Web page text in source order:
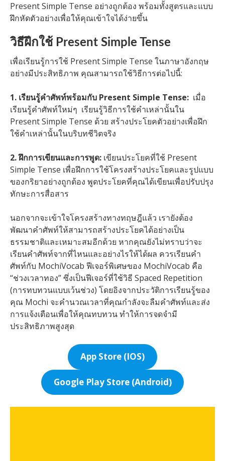
Present Simple Tense อย่างถูกต้อง พร้อมทั้งสูตรและแบบ
ฝึกหัดตัวอย่างเพื่อให้คุณเข้าใจได้ง่ายขึ้น
วิธีฝึกใช้ Present Simple Tense
เพื่อเรียนรู้การใช้ Present Simple Tense ในภาษาอังกฤษ
อย่างมีประสิทธิภาพ คุณสามารถใช้วิธีการต่อไปนี้:
1. เรียนรู้คำศัพท์พร้อมกับ Present Simple Tense: เมื่อ
เรียนรู้คำศัพท์ใหม่ๆ เรียนรู้วิธีการใช้คำเหล่านั้นใน
Present Simple Tense ด้วย สร้างประโยคตัวอย่างเพื่อฝึก
ใช้คำเหล่านั้นในบริบทชีวิตจริง
2. ฝึกการเขียนและการพูด: เขียนประโยคที่ใช้ Present
Simple Tense เพื่อฝึกการใช้โครงสร้างประโยคและรูปแบบ
ของกริยาอย่างถูกต้อง พูดประโยคที่คุณได้เขียนเพื่อปรับปรุง
ทักษะการสื่อสาร
นอกจากจะเข้าใจโครงสร้างทางทฤษฎีแล้ว เรายังต้อง
พัฒนาคำศัพท์ให้สามารถสร้างประโยคได้อย่างเป็น
ธรรมชาติและเหมาะสมอีกด้วย หากคุณยังไม่ทราบว่าจะ
เรียนคำศัพท์จากที่ไหนและอย่างไรให้ได้ผล ควรเรียนคำ
ศัพท์กับ MochiVocab ฟีเจอร์พิเศษของ MochiVocab คือ
“ช่วงเวลาทอง” ซึ่งเป็นฟีเจอร์ที่ใช้วิธี Spaced Repetition
(การทบทวนแบบเว้นช่วง) โดยอิงจากประวัติการเรียนรู้ของ
คุณ Mochi จะคำนวณเวลาที่คุณกำลังจะลืมคำศัพท์และส่ง
การแจ้งเตือนเพื่อให้คุณทบทวน ทำให้การจดจำมี
ประสิทธิภาพสูงสุด
App Store (IOS)
Google Play Store (Android)